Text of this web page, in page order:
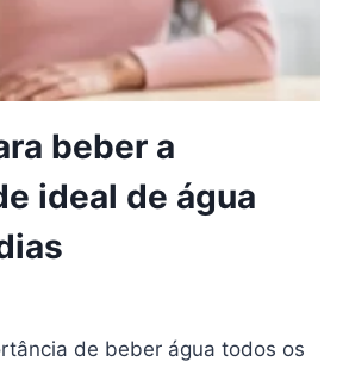
beber a
ideal de água
de beber água todos os